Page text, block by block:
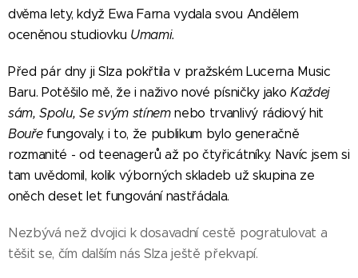
dvěma lety, když Ewa Farna vydala svou Andělem
oceněnou studiovku Umami.
Před pár dny ji Slza pokřtila v pražském Lucerna Music
Baru. Potěšilo mě, že i naživo nové písničky jako Každej
sám, Spolu, Se svým stínemnebo trvanlivý rádiový hit
Bouřefungovaly, i to, že publikum bylo generačně
rozmanité - od teenagerů až po čtyřicátníky. Navíc jsem si
tam uvědomil, kolik výborných skladeb už skupina ze
oněch deset let fungování nastřádala.
Nezbývá než dvojici k dosavadní cestě pogratulovat a
těšit se, čím dalším nás Slza ještě překvapí.